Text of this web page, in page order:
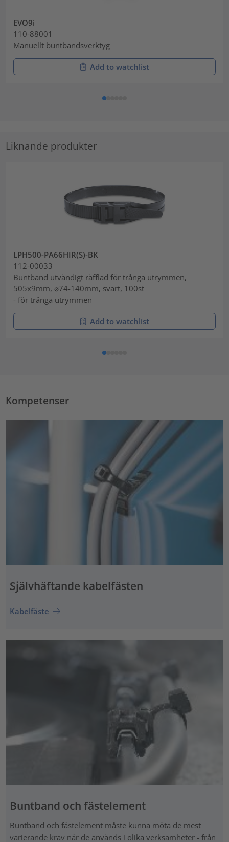
EVO9i
110-88001
Manuellt buntbandsverktyg
Add to watchlist
Liknande produkter
LPH500-PA66HIR(S)-BK
112-00033
Buntband utvändigt räfflad för trånga utrymmen,
505x9mm, ⌀74-140mm, svart, 100st
- för trånga utrymmen
Add to watchlist
Kompetenser
Självhäftande kabelfästen
Kabelfäste
Buntband och fästelement
Buntband och fästelement måste kunna möta de mest
varierande krav när de används i olika verksamheter - från